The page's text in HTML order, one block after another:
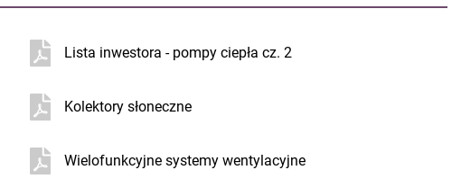
Lista inwestora - pompy ciepła cz. 2
Kolektory słoneczne
Wielofunkcyjne systemy wentylacyjne